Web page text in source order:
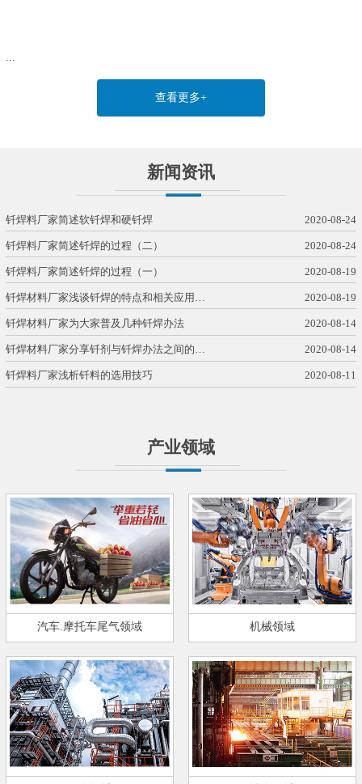
查看更多+
新闻资讯
钎焊料厂家简述软钎焊和硬钎焊 2020-08-24
钎焊料厂家简述钎焊的过程（二） 2020-08-24
钎焊料厂家简述钎焊的过程（一） 2020-08-19
钎焊材料厂家浅谈钎焊的特点和相关应用… 2020-08-19
钎焊材料厂家为大家普及几种钎焊办法 2020-08-14
钎焊材料厂家分享钎剂与钎焊办法之间的… 2020-08-14
钎焊料厂家浅析钎料的选用技巧 2020-08-11
产业领域
汽车.摩托车尾气领域 机械领域